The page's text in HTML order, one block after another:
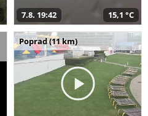
7.8. 19:42 15,1 °C
Poprad (11 km)